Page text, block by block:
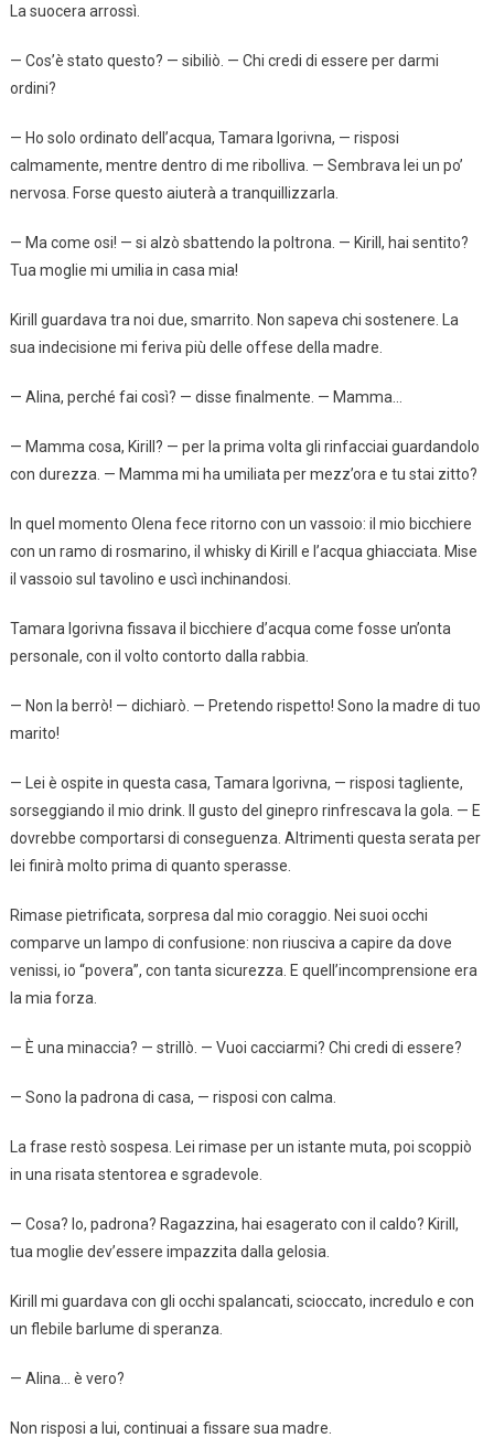
La suocera arrossì.
— Cos’è stato questo? — sibiliò. — Chi credi di essere per darmi
ordini?
— Ho solo ordinato dell’acqua, Tamara Igorivna, — risposi
calmamente, mentre dentro di me ribolliva. — Sembrava lei un po’
nervosa. Forse questo aiuterà a tranquillizzarla.
— Ma come osi! — si alzò sbattendo la poltrona. — Kirill, hai sentito?
Tua moglie mi umilia in casa mia!
Kirill guardava tra noi due, smarrito. Non sapeva chi sostenere. La
sua indecisione mi feriva più delle offese della madre.
— Alina, perché fai così? — disse finalmente. — Mamma…
— Mamma cosa, Kirill? — per la prima volta gli rinfacciai guardandolo
con durezza. — Mamma mi ha umiliata per mezz’ora e tu stai zitto?
In quel momento Olena fece ritorno con un vassoio: il mio bicchiere
con un ramo di rosmarino, il whisky di Kirill e l’acqua ghiacciata. Mise
il vassoio sul tavolino e uscì inchinandosi.
Tamara Igorivna fissava il bicchiere d’acqua come fosse un’onta
personale, con il volto contorto dalla rabbia.
— Non la berrò! — dichiarò. — Pretendo rispetto! Sono la madre di tuo
marito!
— Lei è ospite in questa casa, Tamara Igorivna, — risposi tagliente,
sorseggiando il mio drink. Il gusto del ginepro rinfrescava la gola. — E
dovrebbe comportarsi di conseguenza. Altrimenti questa serata per
lei finirà molto prima di quanto sperasse.
Rimase pietrificata, sorpresa dal mio coraggio. Nei suoi occhi
comparve un lampo di confusione: non riusciva a capire da dove
venissi, io “povera”, con tanta sicurezza. E quell’incomprensione era
la mia forza.
— È una minaccia? — strillò. — Vuoi cacciarmi? Chi credi di essere?
— Sono la padrona di casa, — risposi con calma.
La frase restò sospesa. Lei rimase per un istante muta, poi scoppiò
in una risata stentorea e sgradevole.
— Cosa? Io, padrona? Ragazzina, hai esagerato con il caldo? Kirill,
tua moglie dev’essere impazzita dalla gelosia.
Kirill mi guardava con gli occhi spalancati, scioccato, incredulo e con
un flebile barlume di speranza.
— Alina… è vero?
Non risposi a lui, continuai a fissare sua madre.